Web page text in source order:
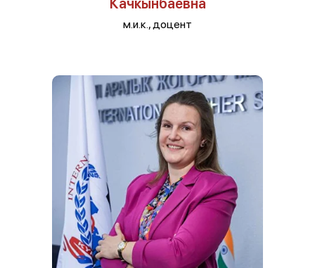
Качкынбаевна
м.и.к., доцент